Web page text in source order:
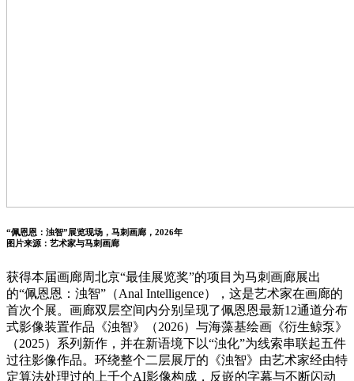
“佩恩恩：浊智”展览现场，马刺画廊，2026年
图片来源：艺术家与马刺画廊
获得本届画廊周北京“最佳展览奖”的项目为马刺画廊展出
的“佩恩恩：浊智”（Anal Intelligence），这是艺术家在画廊的
首次个展。画廊双层空间内分别呈现了佩恩恩最新12通道分布
式影像装置作品《浊智》（2026）与海藻基绘画《衍生鲸泵》
（2025）系列新作，并在新语境下以“浊化”为线索串联起五件
过往影像作品。环绕整个二层展厅的《浊智》由艺术家经由特
定算法处理过的上千个AI影像构成，反嵌的字幕与不断闪动